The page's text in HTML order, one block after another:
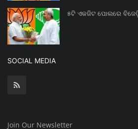
୫ଟି ଏକଜିଟ ପୋଲରେ
SOCIAL MEDIA
Join Our Newsletter